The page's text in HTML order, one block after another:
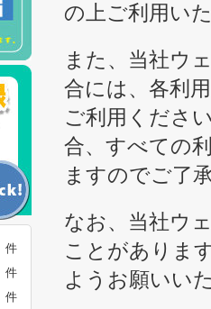
の上ご利用い
また、当社ウ
合には、各利
ご利用くださ
合、すべての
ますのでご了
なお、当社ウ
ことがありま
ようお願いい
件
件
件